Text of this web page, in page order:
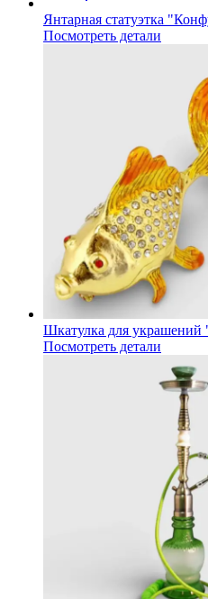
Янтарная статуэтка
Посмотреть детали
Шкатулка для украшений
Посмотреть детали